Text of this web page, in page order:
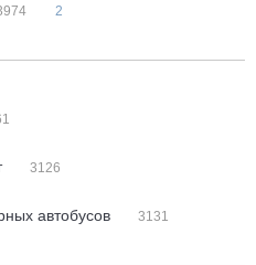
2
3126
автобусов 3131